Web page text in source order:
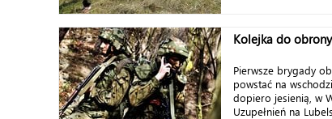
Kolejka do
Pierwsze brygady
powstać na
dopiero jesienią, w
Uzupełnień na